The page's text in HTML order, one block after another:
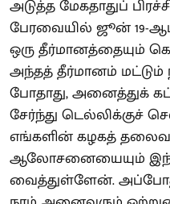
அடுத்த மேகதாதுப்
பேரவையில் ஜூன் 19-
ஒரு தீர்மானத்தையும்
அந்தத் தீர்மானம்
போதாது, அனைத்துக்
சேர்ந்து டெல்லிக்குச்
எங்களின் கழகத்
ஆலோசனையையும்
வைத்துள்ளேன்.